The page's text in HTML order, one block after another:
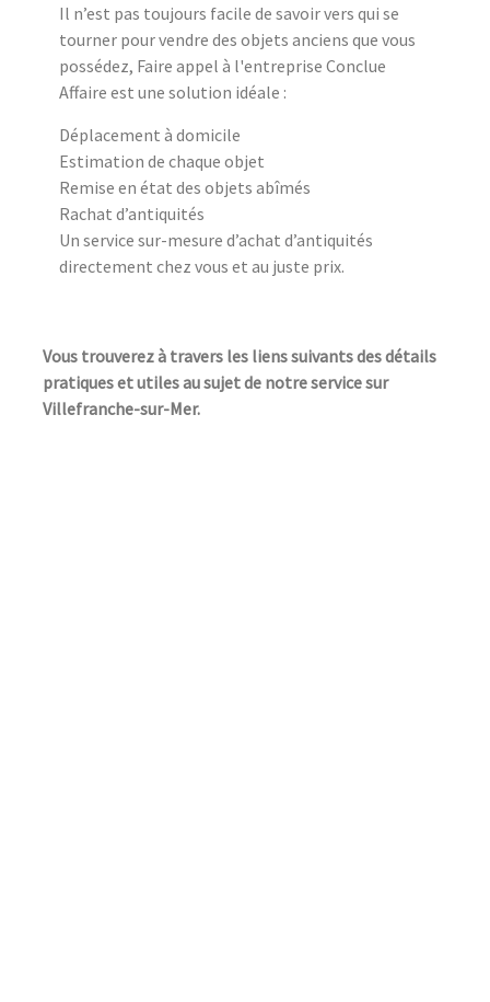
Il n’est pas toujours facile de savoir vers qui se
tourner pour vendre des objets anciens que vous
possédez, Faire appel à l'entreprise Conclue
Affaire est une solution idéale :
Déplacement à domicile
Estimation de chaque objet
Remise en état des objets abîmés
Rachat d’antiquités
Un service sur-mesure d’achat d’antiquités
directement chez vous et au juste prix.
Vous trouverez à travers les liens suivants des détails
pratiques et utiles au sujet de notre service sur
Villefranche-sur-Mer.